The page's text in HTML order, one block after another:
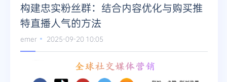
构建忠实粉丝群：结合内容优化与购买推
特直播人气的方法
emer 2025-09-20 10:05